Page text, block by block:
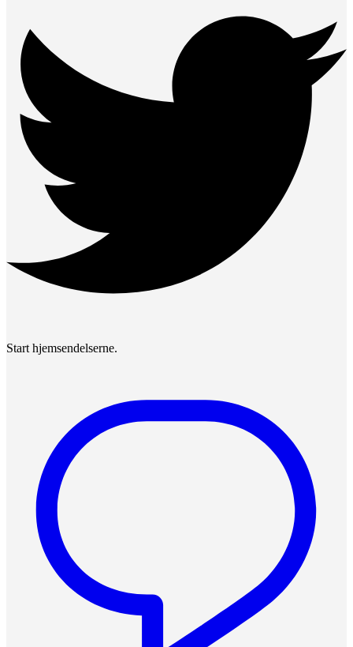
Start hjemsendelserne.